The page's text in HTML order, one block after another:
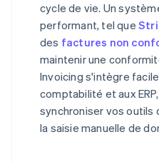
cycle de vie. Un
performant, tel que
des factures non
maintenir une
Invoicing s'intègre
comptabilité et aux
synchroniser vos outils
la saisie manuelle de